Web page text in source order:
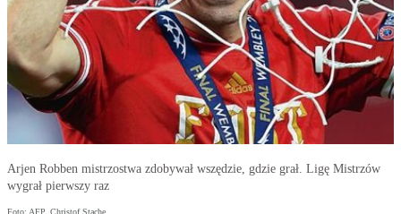
Arjen Robben mistrzostwa zdobywał wszędzie, gdzie grał. Ligę Mistrzów
wygrał pierwszy raz
Foto: AFP, Christof Stache